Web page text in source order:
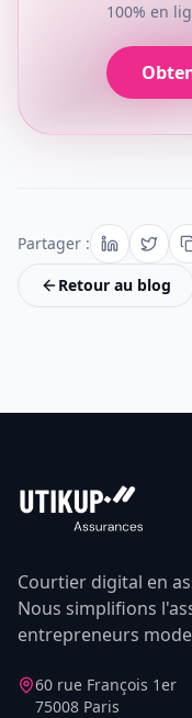
100% en
Partager :
Retour au blog
Courtier digital en
Nous simplifions
entrepreneurs
60 rue François 1er
75008 Paris